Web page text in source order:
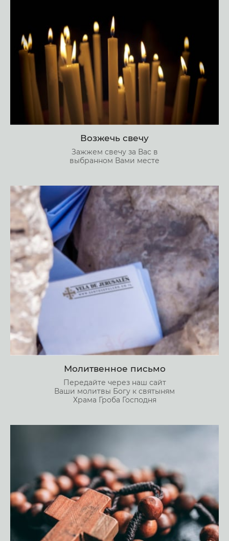
Возжечь свечу
Зажжем свечу за Вас в
выбранном Вами месте
Молитвенное письмо
Передайте через наш сайт
Ваши молитвы Богу к святыням
Храма Гроба Господня